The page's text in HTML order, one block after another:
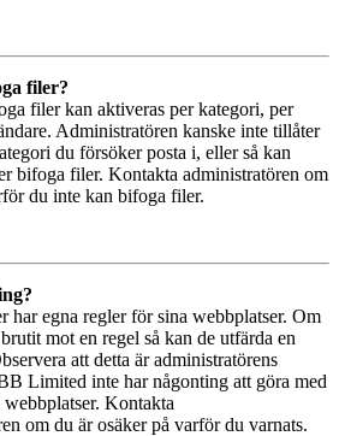
filer?
filer kan aktiveras per kategori, per
Administratören kanske inte tillåter
du försöker posta i, eller så kan
bifoga filer. Kontakta administratören om
du inte kan bifoga filer.
har egna regler för sina webbplatser. Om
mot en regel så kan de utfärda en
att detta är administratörens
Limited inte har någonting att göra med
Kontakta
om du är osäker på varför du varnats.